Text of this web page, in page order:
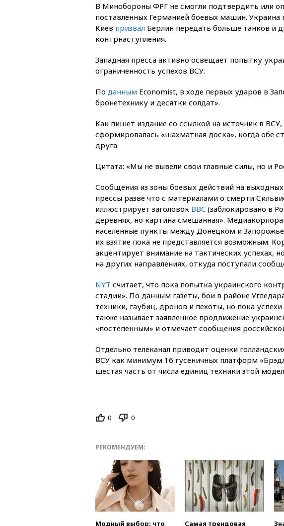
В Минобороны ФРГ не смогли подтвердить или
поставленных Германией боевых машин.
Киев призвал Берлин передать больше танков и
контрнаступления.
Западная пресса активно освещает попытку
ограниченность успехов ВСУ.
По данным Economist, в ходе первых ударов в
бронетехнику и десятки солдат».
Как пишет издание со ссылкой на источник в
сформировалась «шахматная доска», когда обе
друга.
Цитата: «Мы не вывели свои главные силы, но и
Сообщения из зоны боевых действий на
прессы разве что с материалами о смерти
иллюстрирует заголовок BBC (заблокировано в
деревнях, но картина смешанная».
населенные пункты между Донецком и
их взятие пока не представляется возможным.
акцентирует внимание на тактических успехах,
на других направлениях, откуда поступали
NYT считает, что пока попытка украинского
стадии». По данным газеты, бои в районе
техники, гаубиц, дронов и пехоты, но пока
также называет заявленное продвижение
«постепенным» и отмечает сообщения
Отдельно телеканал приводит оценки
ВСУ как минимум 16 гусеничных платформ
шестая часть от числа единиц техники этой
0 0
РЕКОМЕНДУЕМ:
Модный выбор: что
Самая трендовая